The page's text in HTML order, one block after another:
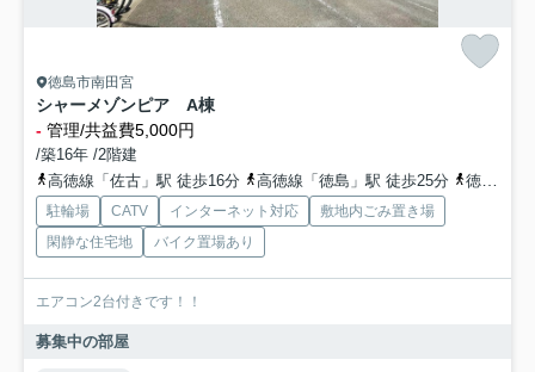
徳島市南田宮
シャーメゾンピア A棟
- 管理/共益費5,000円
/築16年 /2階建
高徳線「佐古」駅 徒歩16分
高徳線「徳島」駅 徒歩25分 徳島線「蔵本」駅 徒歩44分
駐輪場 CATV インターネット対応
敷地内ごみ置き場
閑静な住宅地
バイク置場あり
エアコン2台付きです！！
募集中の部屋